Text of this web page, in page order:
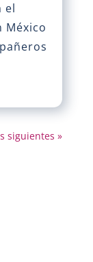
el
México
siguientes »